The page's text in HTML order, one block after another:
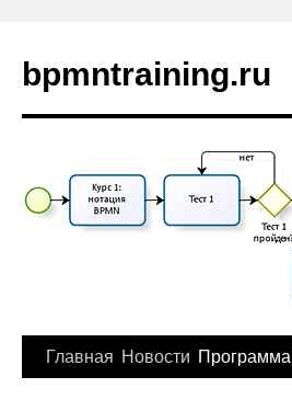
bpmntraining.ru
Главная Новости Программа